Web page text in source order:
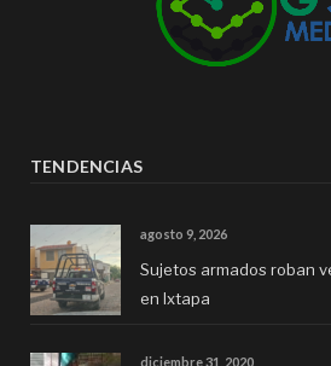
TENDENCIAS
agosto 9, 2026
Sujetos armados roban
en Ixtapa
diciembre 31, 2020